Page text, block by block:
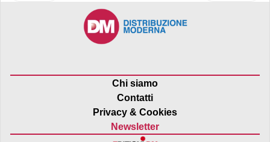
Chi siamo
Contatti
Privacy & Cookies
Newsletter